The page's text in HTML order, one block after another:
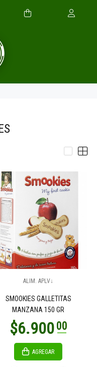
ALIM. APLV↓
SMOOKIES GALLETITAS
MANZANA 150 GR
AGREGAR